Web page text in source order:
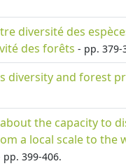
diversité des
des forêts - pp. 379-
diversity and forest
the capacity to
a local scale to the
pp. 399-406.